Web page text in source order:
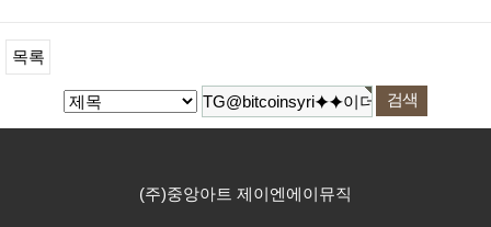
목록
(주)중앙아트 제이엔에이뮤직